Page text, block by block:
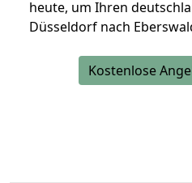
heute, um Ihren
Düsseldorf nach
Kostenlose